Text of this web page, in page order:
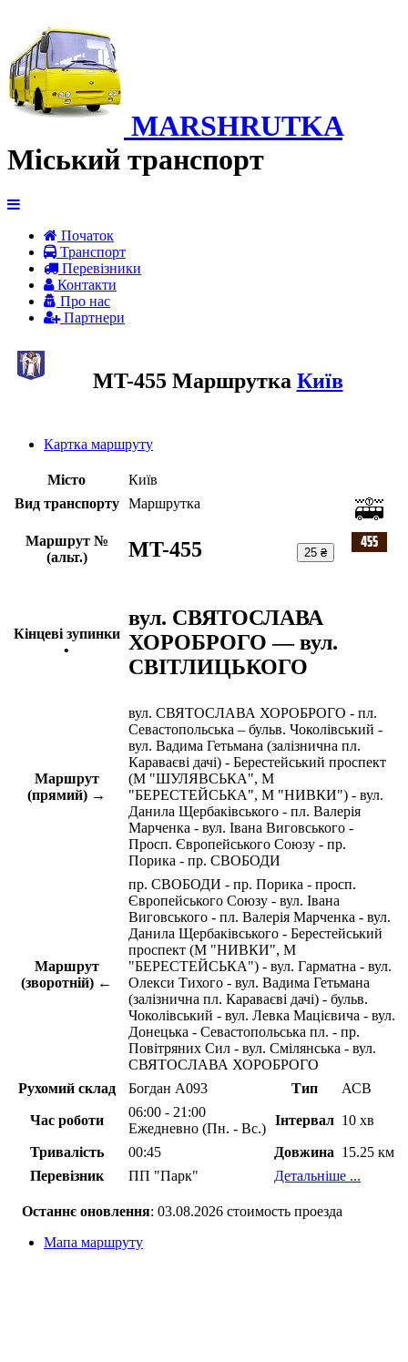
MARSHRUTKA
Міський транспорт
Початок
Транспорт
Перевiзники
Контакти
Про нас
Партнери
MT-455 Маршрутка Київ
Картка маршруту
Місто
Київ
Вид транспорту
Маршрутка
Маршрут №
(альт.)
MT-455 25 ₴
Кінцеві зупинки
•
вул. СВЯТОСЛАВА
ХОРОБРОГО — вул.
СВІТЛИЦЬКОГО
Маршрут
(прямий) →
вул. СВЯТОСЛАВА ХОРОБРОГО - пл.
Севастопольська – бульв. Чоколівський -
вул. Вадима Гетьмана (залізнична пл.
Караваєві дачі) - Берестейський проспект
(М "ШУЛЯВСЬКА", М
"БЕРЕСТЕЙСЬКА", М "НИВКИ") - вул.
Данила Щербаківського - пл. Валерія
Марченка - вул. Івана Виговського -
Просп. Європейського Союзу - пр.
Порика - пр. СВОБОДИ
Маршрут
(зворотній) ←
пр. СВОБОДИ - пр. Порика - просп.
Європейського Союзу - вул. Івана
Виговського - пл. Валерія Марченка - вул.
Данила Щербаківського - Берестейський
проспект (М "НИВКИ", М
"БЕРЕСТЕЙСЬКА") - вул. Гарматна - вул.
Олекси Тихого - вул. Вадима Гетьмана
(залізнична пл. Караваєві дачі) - бульв.
Чоколівський - вул. Левка Мацієвича - вул.
Донецька - Севастопольська пл. - пр.
Повітряних Сил - вул. Смілянська - вул.
СВЯТОСЛАВА ХОРОБРОГО
Рухомий склад
Богдан А093 Тип АСВ
Час роботи
06:00 - 21:00
Ежедневно (Пн. - Вс.)
Інтервал 10 хв
Тривалість 00:45 Довжина 15.25 км
Перевізник
ПП "Парк" Детальніше ...
Останнє оновлення: 03.08.2026 стоимость проезда
Мапа маршруту